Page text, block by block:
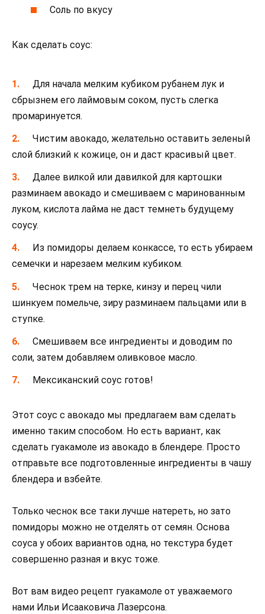
Соль по вкусу
Как сделать соус:
Для начала мелким кубиком рубанем лук и
сбрызнем его лаймовым соком, пусть слегка
промаринуется.
Чистим авокадо, желательно оставить зеленый
слой близкий к кожице, он и даст красивый цвет.
Далее вилкой или давилкой для картошки
разминаем авокадо и смешиваем с маринованным
луком, кислота лайма не даст темнеть будущему
соусу.
Из помидоры делаем конкассе, то есть убираем
семечки и нарезаем мелким кубиком.
Чеснок трем на терке, кинзу и перец чили
шинкуем помельче, зиру разминаем пальцами или в
ступке.
Смешиваем все ингредиенты и доводим по
соли, затем добавляем оливковое масло.
Мексиканский соус готов!
Этот соус с авокадо мы предлагаем вам сделать
именно таким способом. Но есть вариант, как
сделать гуакамоле из авокадо в блендере. Просто
отправьте все подготовленные ингредиенты в чашу
блендера и взбейте.
Только чеснок все таки лучше натереть, но зато
помидоры можно не отделять от семян. Основа
соуса у обоих вариантов одна, но текстура будет
совершенно разная и вкус тоже.
Вот вам видео рецепт гуакамоле от уважаемого
нами Ильи Исааковича Лазерсона.